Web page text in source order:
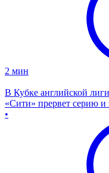
2 мин
В Кубке английской
«Сити» прервет серию и
•